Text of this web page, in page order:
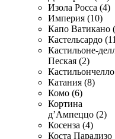
Изола Росса (4)
Империя (10)
Капо Ватикано
Кастельсардо
Кастильоне-
Пеская (2)
Катания (8)
Комо (6)
Кортина
д’Ампеццо (2)
Косенза (4)
Коста Парадизо